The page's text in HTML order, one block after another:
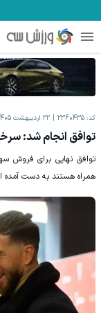
کد: 2360435 22 اردیبهشت 1405 ساعت 16:04
توافق انجام شد:
توافق نهایی برای فروش
همراه هستند به دست آمده